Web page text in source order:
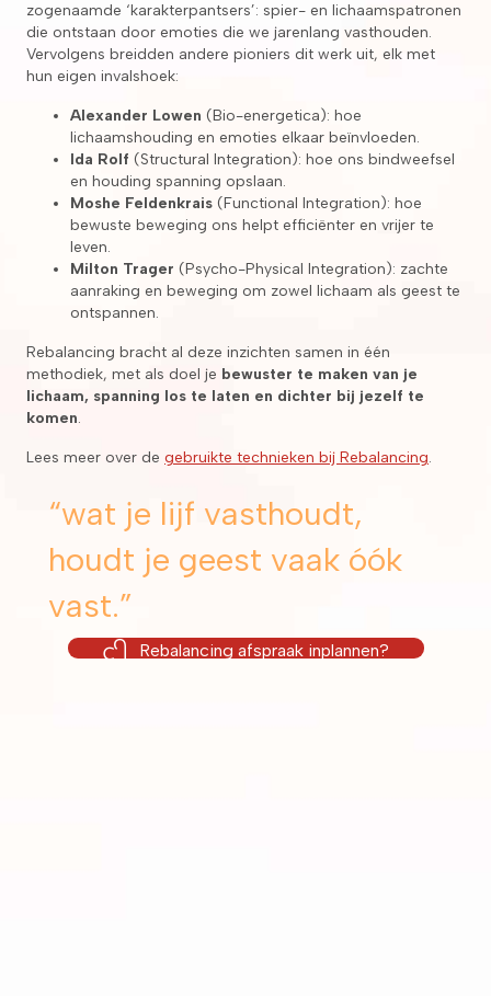
zogenaamde ‘karakterpantsers’: spier- en lichaamspatronen
die ontstaan door emoties die we jarenlang vasthouden.
Vervolgens breidden andere pioniers dit werk uit, elk met
hun eigen invalshoek:
Alexander Lowen (Bio-energetica): hoe
lichaamshouding en emoties elkaar beïnvloeden.
Ida Rolf (Structural Integration): hoe ons bindweefsel
en houding spanning opslaan.
Moshe Feldenkrais (Functional Integration): hoe
bewuste beweging ons helpt efficiënter en vrijer te
leven.
Milton Trager (Psycho-Physical Integration): zachte
aanraking en beweging om zowel lichaam als geest te
ontspannen.
Rebalancing bracht al deze inzichten samen in één
methodiek, met als doel je bewuster te maken van je
lichaam, spanning los te laten en dichter bij jezelf te
komen.
Lees meer over de gebruikte technieken bij Rebalancing.
“wat je lijf vasthoudt,
houdt je geest vaak óók
vast.”
Rebalancing afspraak inplannen?